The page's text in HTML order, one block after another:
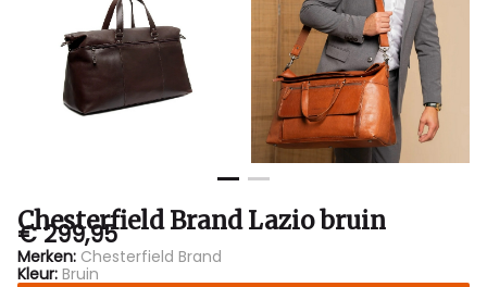
Chesterfield Brand Lazio bruin
€ 299,95
Merken: Chesterfield Brand
Kleur: Bruin